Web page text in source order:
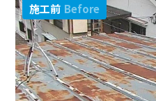
施工前 Before